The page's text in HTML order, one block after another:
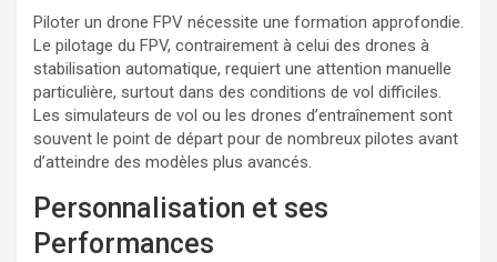
Piloter un drone FPV nécessite une formation approfondie.
Le pilotage du FPV, contrairement à celui des drones à
stabilisation automatique, requiert une attention manuelle
particulière, surtout dans des conditions de vol difficiles.
Les simulateurs de vol ou les drones d’entraînement sont
souvent le point de départ pour de nombreux pilotes avant
d’atteindre des modèles plus avancés.
Personnalisation et ses
Performances